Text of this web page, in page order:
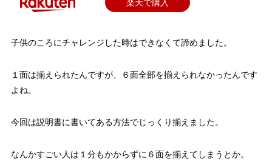
楽天で購入
子供のころにチャレンジした時はできなくて諦めました。
１面は揃えられたんですが、６面全部を揃えられなかったんです
よね。
今回は説明書に書いてある方法でじっくり揃えました。
なんかすごい人は１分もかからずに６面を揃えてしまうとか。